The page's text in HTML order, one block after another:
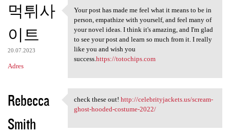
먹튀사
이트
20.07.2023
Adres
Your post has made me feel
Your post has made me feel what it means to be in
person, empathize with yourself, and feel many of
your novel ideas. I think it's amazing, and I'm glad
to see your post and learn so much from it. I really
like you and wish you
success. https://totochips.com
Rebecca
Smith
check these out! http:/
check these out! http://celebrityjackets.us/scream-
ghost-hooded-costume-2022/